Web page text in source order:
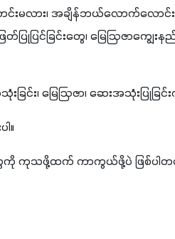
င်းမလား၊ အချိန်ဘယ်လောက်လေ
ြုပြင်ခြင်းတွေ၊ မြေဩဇာကျွေ
း၊ မြေဩဇာ၊ ဆေးအသုံးပြုခြင်း
။
တွေကို ကုသဖို့ထက် ကာကွယ်ဖို့ပဲ ဖြစ်ပါတ